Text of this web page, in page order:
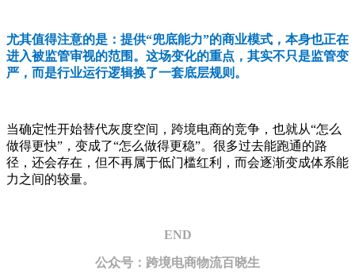
尤其值得注意的是：提供“兜底能力”的商业模式，本身也正在
进入被监管审视的范围。这场变化的重点，其实不只是监管变
严，而是行业运行逻辑换了一套底层规则。
当确定性开始替代灰度空间，跨境电商的竞争，也就从“怎么
做得更快”，变成了“怎么做得更稳”。很多过去能跑通的路
径，还会存在，但不再属于低门槛红利，而会逐渐变成体系能
力之间的较量。
END
公众号：跨境电商物流百晓生